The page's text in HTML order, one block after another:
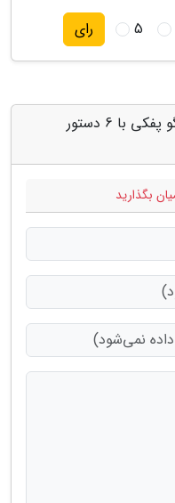
5 رای
دیدگاه های مرتبط با "طرز تهیه میگو پفکی با 6 دستور
بگذارید